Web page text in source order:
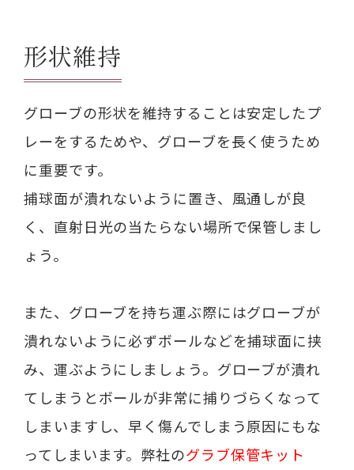
形状維持
グローブの形状を維持することは安定したプ
レーをするためや、グローブを長く使うため
に重要です。
捕球面が潰れないように置き、風通しが良
く、直射日光の当たらない場所で保管しまし
ょう。
また、グローブを持ち運ぶ際にはグローブが
潰れないように必ずボールなどを捕球面に挟
み、運ぶようにしましょう。グローブが潰れ
てしまうとボールが非常に捕りづらくなって
しまいますし、早く傷んでしまう原因にもな
ってしまいます。弊社のグラブ保管キット